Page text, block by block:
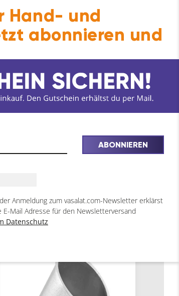
Hand- und
abonnieren und
ABONNIEREN
Anmeldung zum vasalat.com-Newsletter erklärst
Mail Adresse für den Newsletterversand
Datenschutz